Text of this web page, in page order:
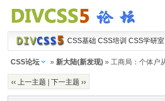
CSS基础 CSS培训 CSS学研室
CSS论坛 »新大陆(新发现) » 工商局：个体户
‹‹ 上一主题 |下一主题 ››